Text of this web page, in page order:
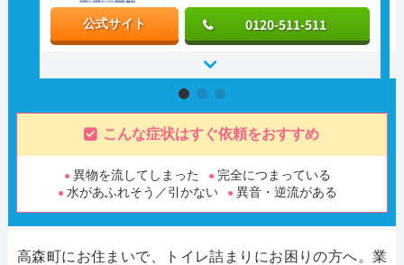
公式サイト 0120-511-511
こんな症状はすぐ依頼をおすすめ
異物を流してしまった
完全につまっている
水があふれそう／引かない
異音・逆流がある
高森町にお住まいで、トイレ詰まりにお困りの方へ。業